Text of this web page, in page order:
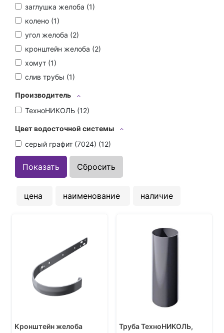
заглушка желоба (1)
колено (1)
угол желоба (2)
кронштейн желоба (2)
хомут (1)
слив трубы (1)
Производитель
ТехноНИКОЛЬ (12)
Цвет водосточной системы
серый графит (7024) (12)
цена наименование наличие
Кронштейн желоба
Труба ТехноНИКОЛЬ,